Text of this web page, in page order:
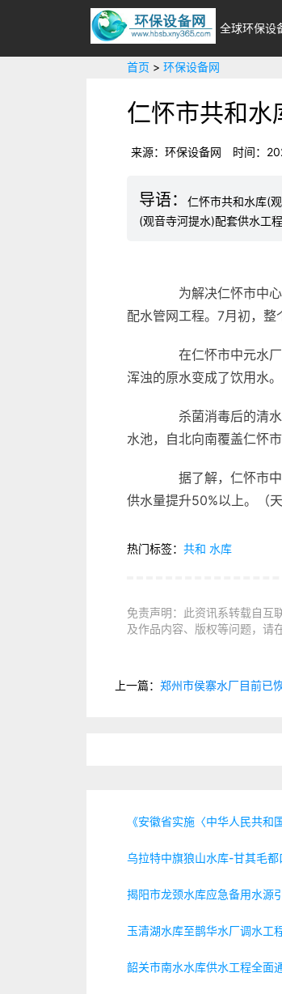
全球环保设
首页 > 环保设备网
仁怀市共和水
来源：环保设备网 时间：
仁怀市共和水库(
(观音寺河提水)配套供水工
为解决仁怀市中心
配水管网工程。7月初，整
在仁怀市中元水厂
浑浊的原水变成了饮用水
杀菌消毒后的清水
水池，自北向南覆盖仁怀
据了解，仁怀市中
供水量提升50%以上。（
热门标签： 共和 水库
免责声明：此资讯系转载自互
及作品内容、版权等问题，请
上一篇： 郑州市侯寨水厂目前已
《安徽省实施〈中华人民共
乌拉特中旗狼山水库-甘其毛
揭阳市龙颈水库应急备用水源
玉清湖水库至鹊华水厂调水工
韶关市南水水库供水工程全面